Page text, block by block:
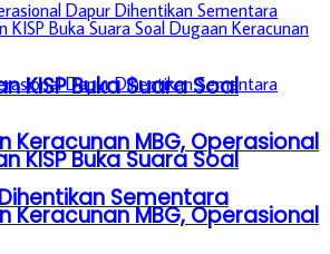
KISP Buka Suara Soal
Keracunan MBG, Operasional
Sementara
KISP Buka Suara Soal
Keracunan MBG, Operasional